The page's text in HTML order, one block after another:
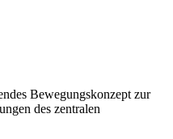
Bewegungskonzept zur
des zentralen